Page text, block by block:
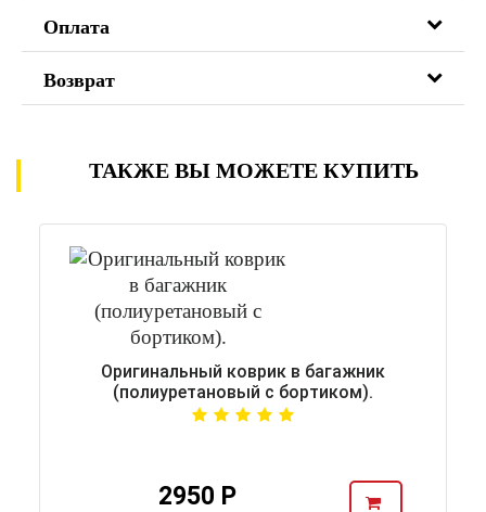
Оплата
Возврат
ТАКЖЕ ВЫ МОЖЕТЕ КУПИТЬ
Оригинальный коврик в багажник
(полиуретановый с бортиком).
2950 Р